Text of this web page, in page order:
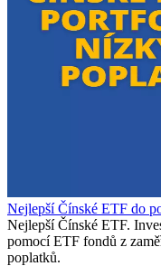
Nejlepší Čínské ETF do
Nejlepší Čínské ETF.
pomocí ETF fondů z
poplatků.